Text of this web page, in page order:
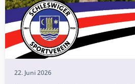
22. Juni 2026